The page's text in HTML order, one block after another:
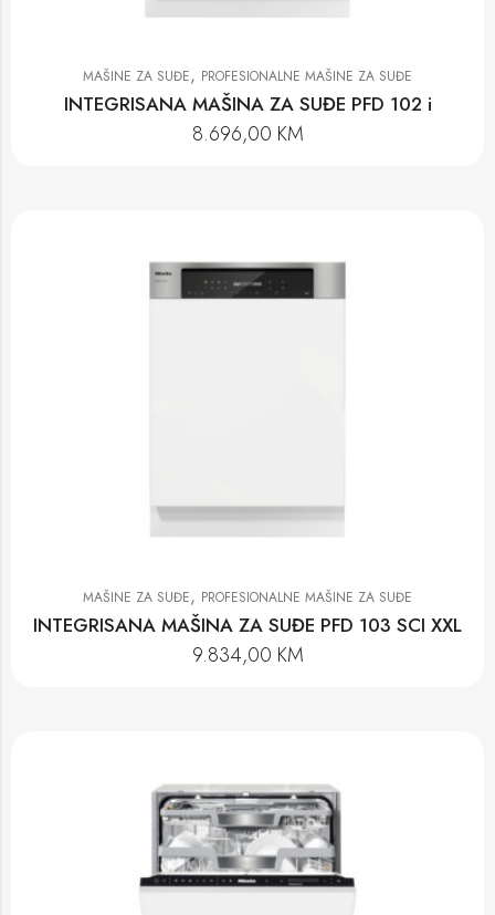
MAŠINE ZA SUĐE, PROFESIONALNE MAŠINE ZA SUĐE
INTEGRISANA MAŠINA ZA SUĐE PFD 102 i
8.696,00 KM
MAŠINE ZA SUĐE, PROFESIONALNE MAŠINE ZA SUĐE
INTEGRISANA MAŠINA ZA SUĐE PFD 103 SCI XXL
9.834,00 KM